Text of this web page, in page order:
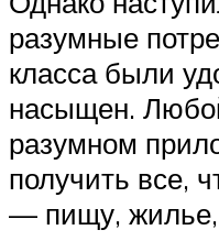
разумные
класса были
насыщен.
разумном
получить все,
— пищу,